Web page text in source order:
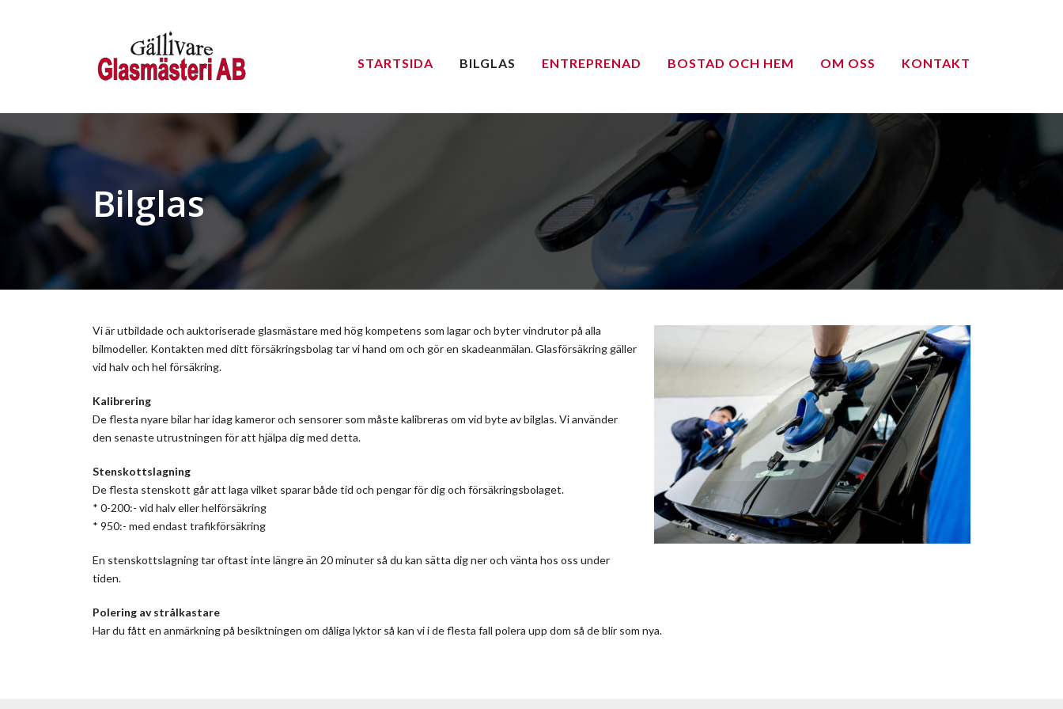
STARTSIDA BILGLAS ENTREPRENAD BOSTAD OCH HEM OM OSS KONTAKT
Bilglas
Vi är utbildade och auktoriserade glasmästare med hög kompetens som lagar och byter vindrutor på alla
bilmodeller. Kontakten med ditt försäkringsbolag tar vi hand om och gör en skadeanmälan. Glasförsäkring gäller
vid halv och hel försäkring.
Kalibrering
De flesta nyare bilar har idag kameror och sensorer som måste kalibreras om vid byte av bilglas. Vi använder
den senaste utrustningen för att hjälpa dig med detta.
Stenskottslagning
De flesta stenskott går att laga vilket sparar både tid och pengar för dig och försäkringsbolaget.
* 0-200:- vid halv eller helförsäkring
* 950:- med endast trafikförsäkring
En stenskottslagning tar oftast inte längre än 20 minuter så du kan sätta dig ner och vänta hos oss under
tiden.
Polering av strålkastare
Har du fått en anmärkning på besiktningen om dåliga lyktor så kan vi i de flesta fall polera upp dom så de blir som nya.